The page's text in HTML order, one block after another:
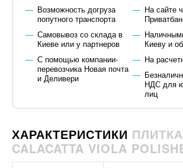
Возможность догруза
попутного транспорта
Самовывоз со склада в
Киеве или у партнеров
С помощью компании-
перевозчика Новая почта
и Деливери
На сайте
Киеву и
На
НДС для
лиц
ХАРАКТЕРИСТИКИ ПЛИТКА
CALACATTA VIOLA